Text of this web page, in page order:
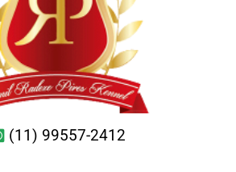
(11) 99557-2412